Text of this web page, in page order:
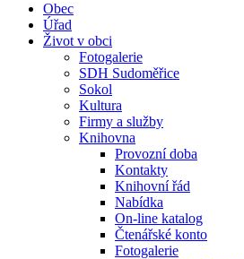
Obec
Úřad
Život v obci
Fotogalerie
SDH Sudoměřice
Sokol
Kultura
Firmy a služby
Knihovna
Provozní doba
Kontakty
Knihovní řád
Nabídka
On-line katalog
Čtenářské konto
Fotogalerie